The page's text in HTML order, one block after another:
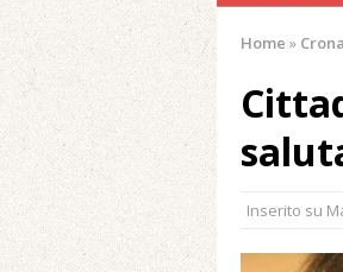
Home »
Inserito su